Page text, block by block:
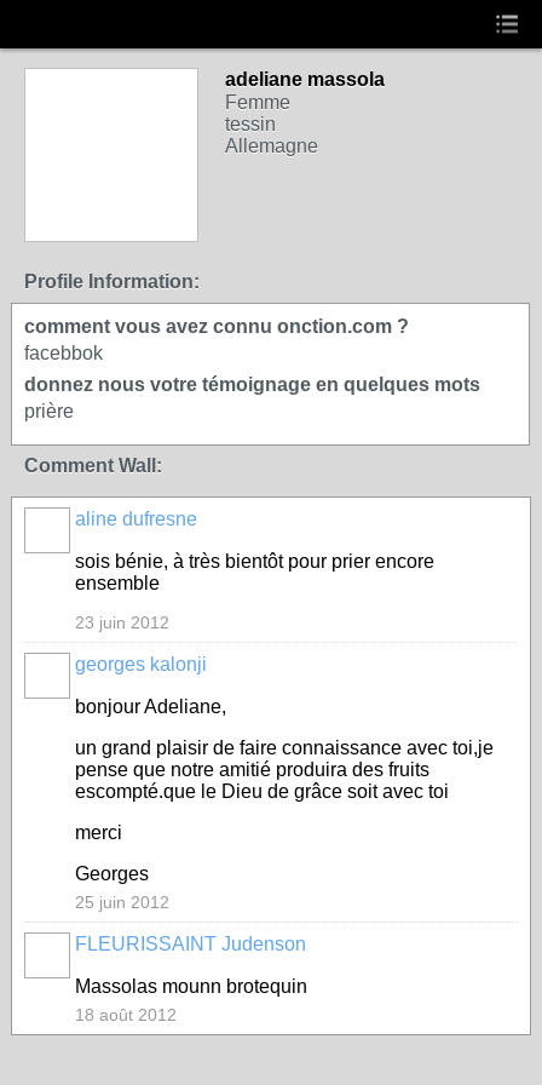
adeliane massola
Femme
tessin
Allemagne
Profile Information:
comment vous avez connu onction.com ?
facebbok
donnez nous votre témoignage en quelques mots
prière
Comment Wall:
aline dufresne
sois bénie, à très bientôt pour prier encore
ensemble
23 juin 2012
georges kalonji
bonjour Adeliane,
un grand plaisir de faire connaissance avec toi,je
pense que notre amitié produira des fruits
escompté.que le Dieu de grâce soit avec toi
merci
Georges
25 juin 2012
FLEURISSAINT Judenson
Massolas mounn brotequin
18 août 2012